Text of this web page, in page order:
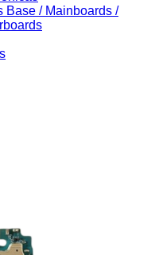
Base / Mainboards /